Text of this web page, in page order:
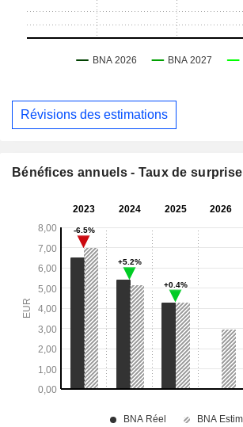
Révisions des estimations
Bénéfices annuels - Taux de surprise